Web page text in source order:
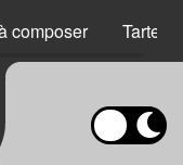
composer Tartes